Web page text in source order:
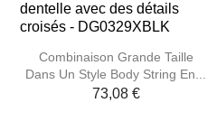
Combinaison Grande Taille
Dans Un Style Body String En...
73,08 €